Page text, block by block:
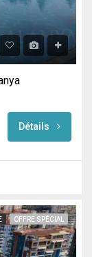
Détails
OFFRE SPÉCIAL